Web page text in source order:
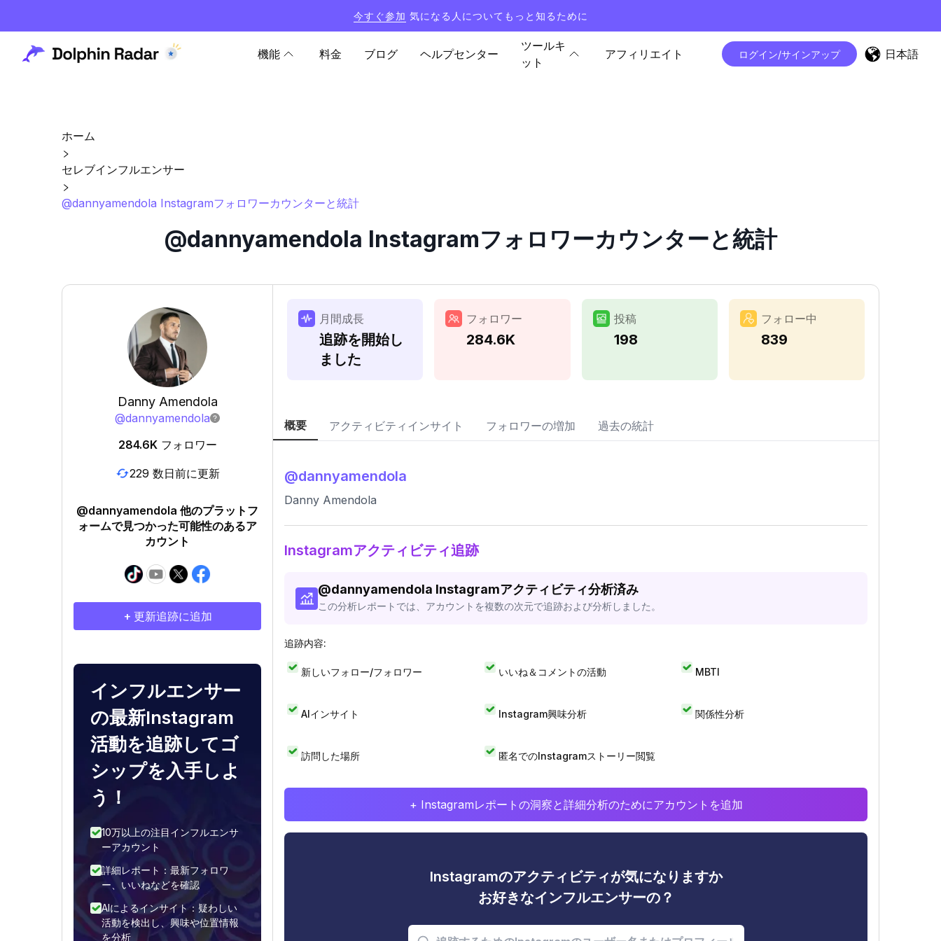
今すぐ参加 気になる人についてもっと知るために
機能 料金 ブログ ヘルプセンター
ツールキ
ット
アフィリエイト ログイン/サインアップ 日本語
ホーム
セレブインフルエンサー
@dannyamendola Instagramフォロワーカウンターと統計
@dannyamendola Instagramフォロワーカウンターと統計
Danny Amendola
@dannyamendola
284.6K フォロワー
229 数日前に更新
@dannyamendola 他のプラットフ
ォームで見つかった可能性のあるア
カウント
+ 更新追跡に追加
インフルエンサー
の最新Instagram
活動を追跡してゴ
シップを入手しよ
う！
10万以上の注目インフルエンサ
ーアカウント
詳細レポート：最新フォロワ
ー、いいねなどを確認
AIによるインサイト：疑わしい
活動を検出し、興味や位置情報
を分析
月間成長
追跡を開始し
ました
フォロワー
284.6K
投稿
198
フォロー中
839
概要 アクティビティインサイト フォロワーの増加 過去の統計
@dannyamendola
Danny Amendola
Instagramアクティビティ追跡
@dannyamendola Instagramアクティビティ分析済み
この分析レポートでは、アカウントを複数の次元で追跡および分析しました。
追跡内容:
新しいフォロー/フォロワー いいね＆コメントの活動 MBTI
AIインサイト Instagram興味分析 関係性分析
訪問した場所 匿名でのInstagramストーリー閲覧
+ Instagramレポートの洞察と詳細分析のためにアカウントを追加
Instagramのアクティビティが気になりますか
お好きなインフルエンサーの？